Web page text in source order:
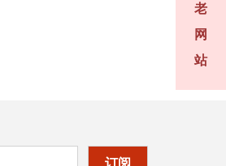
老
网
站
订阅